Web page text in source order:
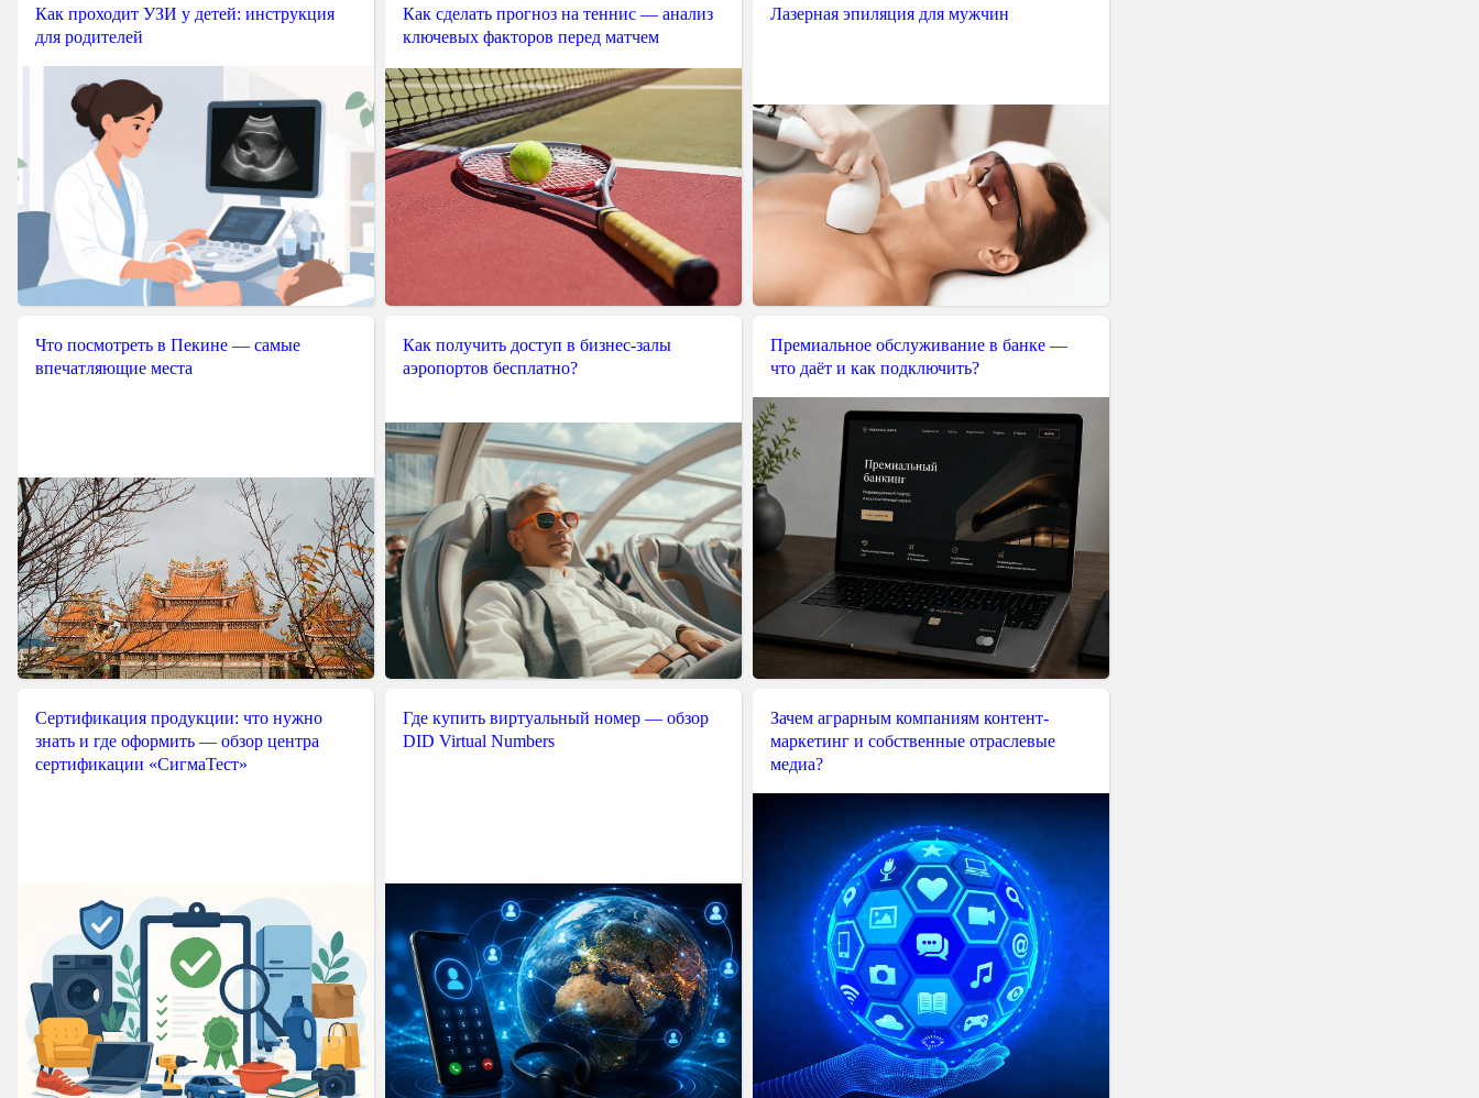
Как проходит УЗИ у детей: инструкция
для родителей
Как сделать прогноз на теннис — анализ
ключевых факторов перед матчем
Лазерная эпиляция для мужчин
Что посмотреть в Пекине — самые
впечатляющие места
Как получить доступ в бизнес-залы
аэропортов бесплатно?
Премиальное обслуживание в банке —
что даёт и как подключить?
Сертификация продукции: что нужно
знать и где оформить — обзор центра
сертификации «СигмаТест»
Где купить виртуальный номер — обзор
DID Virtual Numbers
Зачем аграрным компаниям контент-
маркетинг и собственные отраслевые
медиа?